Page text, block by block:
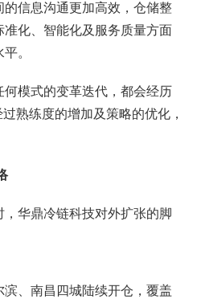
信息沟通更加高效，仓储整
化、智能化及服务质量方面
。
何模式的变革迭代，都会经历
熟练度的增加及策略的优化，
华鼎冷链科技对外扩张的脚
、南昌四城陆续开仓，覆盖